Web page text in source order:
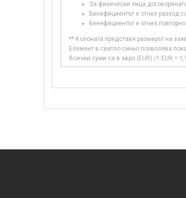
За физически лица
Бенефициентът е отчел разход
Бенефициентът е отчел
** Колоната представя размерът на
Елемент в светло синьо позволява
Всички суми са в евро (EUR) /1 EUR =